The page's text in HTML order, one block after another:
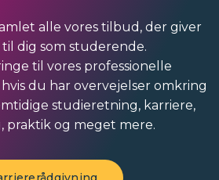
alle vores tilbud, der giver
dig som studerende.
til vores professionelle
du har overvejelser omkring
studieretning, karriere,
praktik og meget mere.